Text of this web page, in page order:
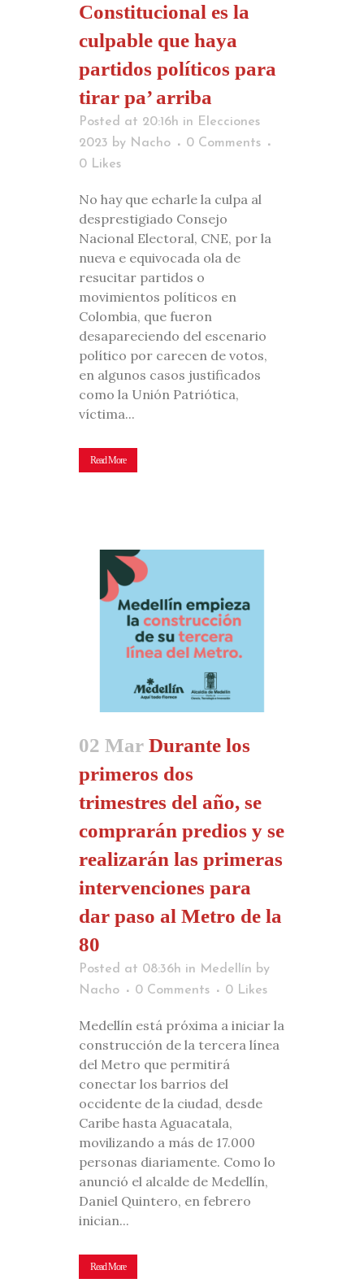
Constitucional es la
culpable que haya
partidos políticos para
tirar pa’ arriba
Posted at 20:16h in
Elecciones
2023 by Nacho
0 Comments
0 Likes
No hay que echarle la culpa al
desprestigiado Consejo
Nacional Electoral, CNE, por la
nueva e equivocada ola de
resucitar partidos o
movimientos políticos en
Colombia, que fueron
desapareciendo del escenario
político por carecen de votos,
en algunos casos justificados
como la Unión Patriótica,
víctima...
Read More
02 Mar Durante los
primeros dos
trimestres del año, se
comprarán predios y se
realizarán las primeras
intervenciones para
dar paso al Metro de la
80
Posted at 08:36h in Medellín by
Nacho
0 Comments 0 Likes
Medellín está próxima a iniciar la
construcción de la tercera línea
del Metro que permitirá
conectar los barrios del
occidente de la ciudad, desde
Caribe hasta Aguacatala,
movilizando a más de 17.000
personas diariamente. Como lo
anunció el alcalde de Medellín,
Daniel Quintero, en febrero
inician...
Read More